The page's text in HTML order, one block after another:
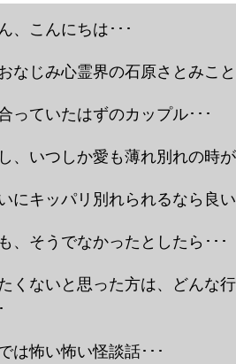
、こんにちは･･･
なじみ心霊界の石原さとみこ
っていたはずのカップル･･･
、いつしか愛も薄れ別れの時が
にキッパリ別れられるなら良
、そうでなかったとしたら･･･
くないと思った方は、どんな
は怖い怖い怪談話･･･